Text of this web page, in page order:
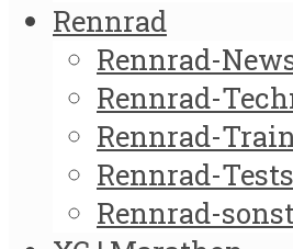
Rennrad
Rennrad-
Rennrad-
Rennrad-
Rennrad-Tests
Rennrad-